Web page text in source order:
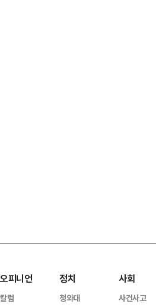
오피니언
칼럼
정치
청와대
사회
사건사고